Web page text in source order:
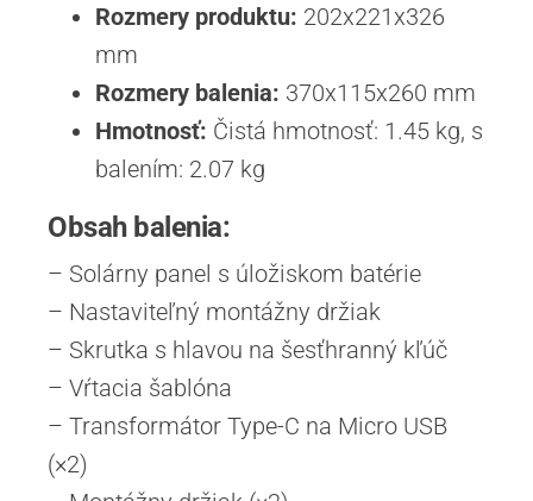
Rozmery produktu: 202x221x326
mm
Rozmery balenia: 370x115x260 mm
Hmotnosť: Čistá hmotnosť: 1.45 kg, s
balením: 2.07 kg
Obsah balenia:
– Solárny panel s úložiskom batérie
– Nastaviteľný montážny držiak
– Skrutka s hlavou na šesťhranný kľúč
– Vŕtacia šablóna
– Transformátor Type-C na Micro USB
(×2)